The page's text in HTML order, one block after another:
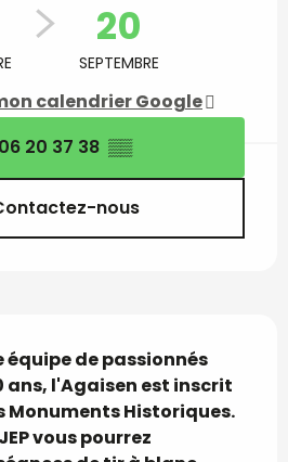
20
SEPTEMBRE
calendrier Google
06 20 37 38 ▒▒
nous
équipe de passionnés
ans, l'Agaisen est inscrit
Monuments Historiques.
vous pourrez